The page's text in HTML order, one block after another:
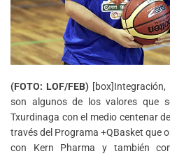
(FOTO: LOF/FEB)
son algunos de los valores que
Txurdinaga con el medio centenar
través del Programa +QBasket que
con Kern Pharma y también